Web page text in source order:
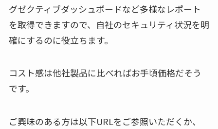
グゼクティブダッシュボードなど多様なレポート
を取得できますので、自社のセキュリティ状況を明
確にするのに役立ちます。
コスト感は他社製品に比べればお手頃価格だそう
です。
ご興味のある方は以下URLをご参照いただくか、